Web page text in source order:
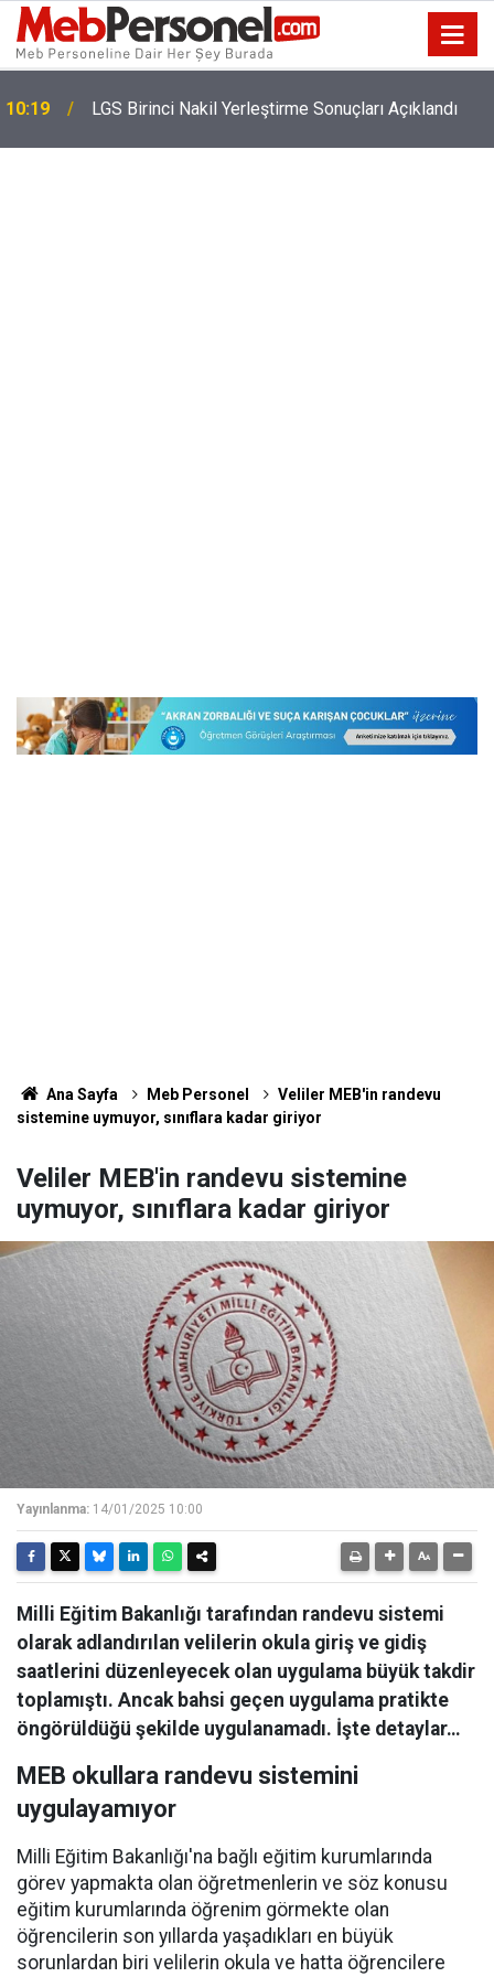
10:02
Sonuçları Ne Zaman Açıklanacak?
Ana Sayfa Meb Personel
Veliler MEB'in randevu
sistemine uymuyor, sınıflara kadar giriyor
Veliler MEB'in randevu sistemine
uymuyor, sınıflara kadar giriyor
Yayınlanma: 14/01/2025 10:00
Milli Eğitim Bakanlığı tarafından randevu sistemi
olarak adlandırılan velilerin okula giriş ve gidiş
saatlerini düzenleyecek olan uygulama büyük takdir
toplamıştı. Ancak bahsi geçen uygulama pratikte
öngörüldüğü şekilde uygulanamadı. İşte detaylar…
MEB okullara randevu sistemini
uygulayamıyor
Milli Eğitim Bakanlığı'na bağlı eğitim kurumlarında
görev yapmakta olan öğretmenlerin ve söz konusu
eğitim kurumlarında öğrenim görmekte olan
öğrencilerin son yıllarda yaşadıkları en büyük
sorunlardan biri velilerin okula ve hatta öğrencilere